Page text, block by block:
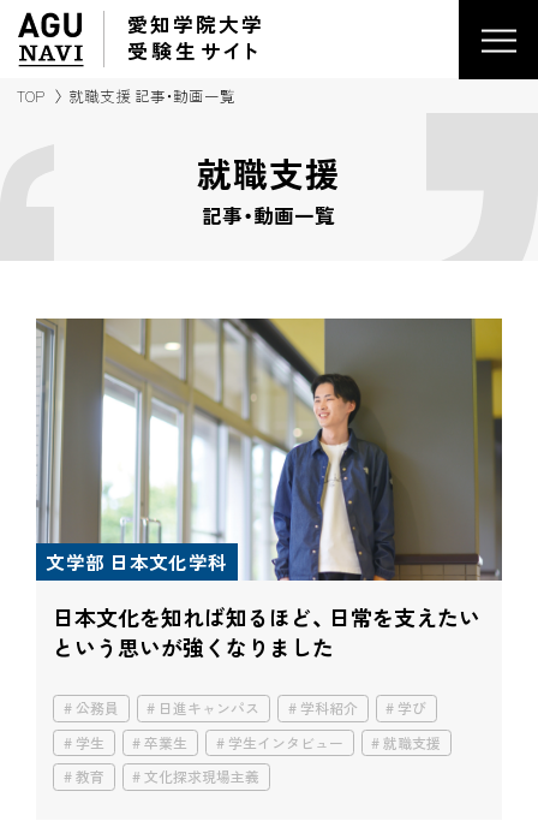
愛知学院大学
受験生 サイ ト
TOP 就職支援 記事・動画一覧
就職支援
記事・動画一覧
文学部 日本文化学科
日本文化を知れば知るほど、 日常を支えたい
という思いが強くなりました
公務員 日進キャンパス 学科紹介
学び
学生
卒業生 学生インタビュー
就職支援
教育
文化探求現場主義